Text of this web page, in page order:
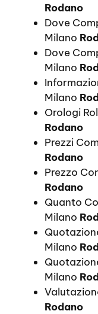
Rodano
Dove
Milano
Dove
Milano
Milano
Orologi
Rodano
Prezzi
Rodano
Prezzo
Rodano
Quanto
Milano
Milano
Milano
Rodano